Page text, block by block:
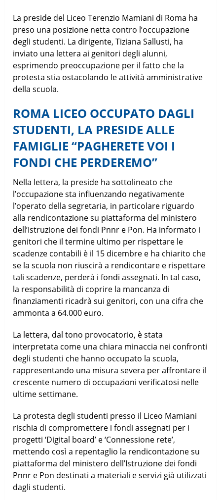
La preside del Liceo Terenzio Mamiani di Roma ha
preso una posizione netta contro l’occupazione
degli studenti. La dirigente, Tiziana Sallusti, ha
inviato una lettera ai genitori degli alunni,
esprimendo preoccupazione per il fatto che la
protesta stia ostacolando le attività amministrative
della scuola.
ROMA LICEO OCCUPATO DAGLI
STUDENTI, LA PRESIDE ALLE
FAMIGLIE “PAGHERETE VOI I
FONDI CHE PERDEREMO”
Nella lettera, la preside ha sottolineato che
l’occupazione sta influenzando negativamente
l’operato della segretaria, in particolare riguardo
alla rendicontazione su piattaforma del ministero
dell’Istruzione dei fondi Pnnr e Pon. Ha informato i
genitori che il termine ultimo per rispettare le
scadenze contabili è il 15 dicembre e ha chiarito che
se la scuola non riuscirà a rendicontare e rispettare
tali scadenze, perderà i fondi assegnati. In tal caso,
la responsabilità di coprire la mancanza di
finanziamenti ricadrà sui genitori, con una cifra che
ammonta a 64.000 euro.
La lettera, dal tono provocatorio, è stata
interpretata come una chiara minaccia nei confronti
degli studenti che hanno occupato la scuola,
rappresentando una misura severa per affrontare il
crescente numero di occupazioni verificatosi nelle
ultime settimane.
La protesta degli studenti presso il Liceo Mamiani
rischia di compromettere i fondi assegnati per i
progetti ‘Digital board’ e ‘Connessione rete’,
mettendo così a repentaglio la rendicontazione su
piattaforma del ministero dell’Istruzione dei fondi
Pnnr e Pon destinati a materiali e servizi già utilizzati
dagli studenti.